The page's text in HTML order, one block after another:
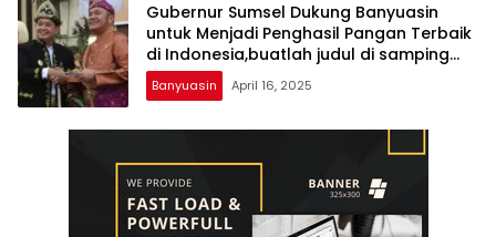
Gubernur Sumsel Dukung Banyuasin
untuk Menjadi Penghasil Pangan Terbaik
di Indonesia,buatlah judul di samping
menjadi lebih menarik
Banyuasin April 16, 2025